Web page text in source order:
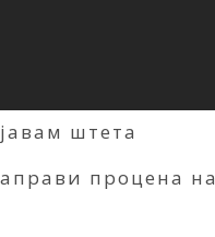
штета
процена на